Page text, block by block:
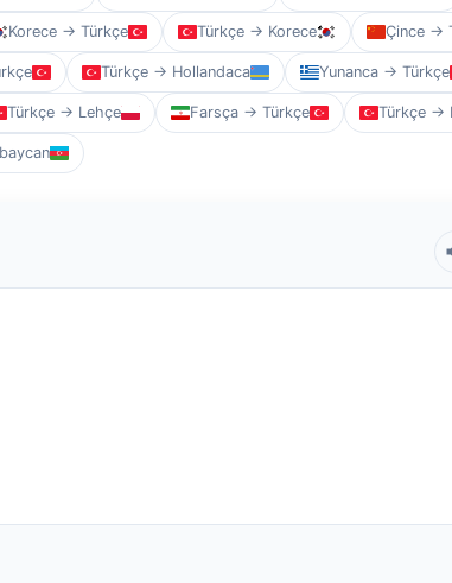
Korece → Türkçe Türkçe → Korece Çince →
Türkçe → Hollandaca Yunanca → Türkçe
Türkçe → Lehçe Farsça → Türkçe Türkçe →